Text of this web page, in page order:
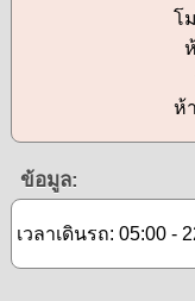
โ
ห้
ข้อมูล:
เวลาเดินรถ: 05:00 -